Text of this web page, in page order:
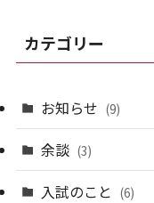
ブ
カテゴリー
お知らせ (9)
余談 (3)
入試のこと (6)